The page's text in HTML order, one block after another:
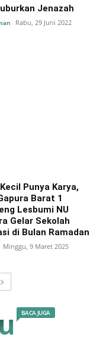
Jenazah
Rabu, 29 Juni 2022
Punya Karya,
Barat 1
Lesbumi NU
Gelar Sekolah
di Bulan Ramadan
Minggu, 9 Maret 2025
BACA JUGA